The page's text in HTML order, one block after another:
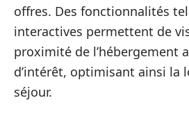
offres. Des fonctionnalités
interactives permettent de
proximité de l’hébergement
d’intérêt, optimisant ainsi la
séjour.